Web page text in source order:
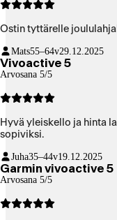
Ostin tyttärelle
Mats55–64v29.12.2025
Vivoactive 5
Arvosana 5/5
Hyvä yleiskello ja hinta
sopiviksi.
Juha35–44v19.12.2025
Garmin vivoactive 5
Arvosana 5/5